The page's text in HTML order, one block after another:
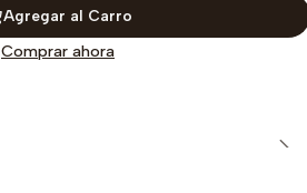
Agregar al Carro
Comprar ahora